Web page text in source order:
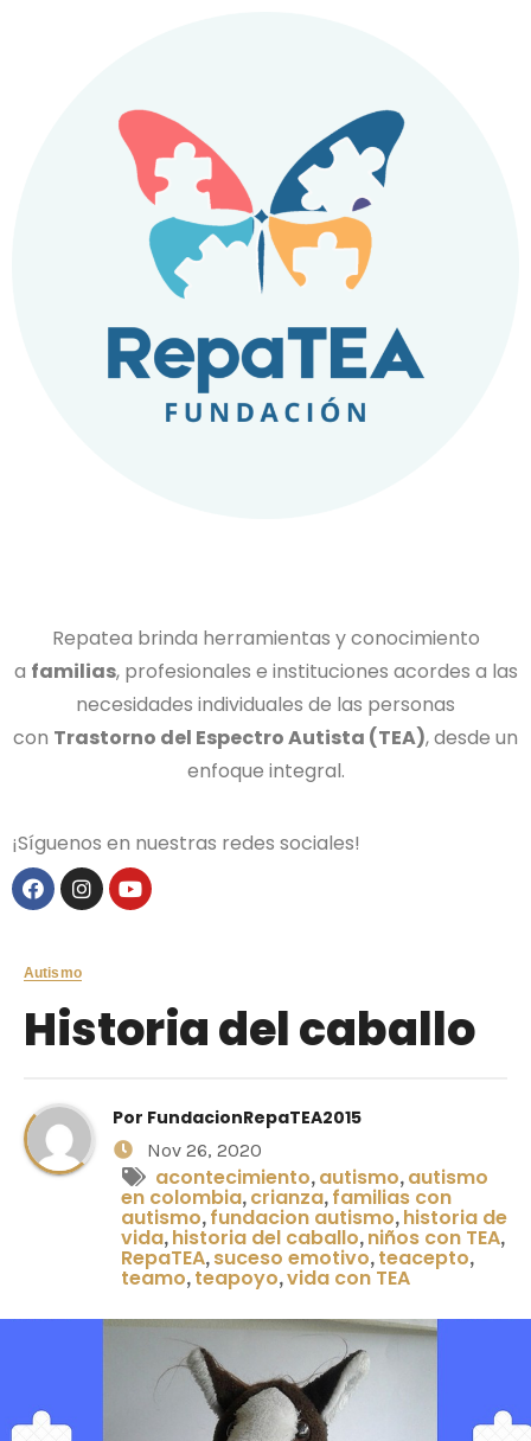
Repatea brinda herramientas y conocimiento
a familias, profesionales e instituciones acordes a las
necesidades individuales de las personas
con Trastorno del Espectro Autista (TEA), desde un
enfoque integral.
¡Síguenos en nuestras redes sociales!
Autismo
Historia del caballo
Por FundacionRepaTEA2015
Nov 26, 2020
acontecimiento,autismo,autismo
en colombia,crianza,familias con
autismo,fundacion autismo,historia de
vida,historia del caballo,niños con TEA,
RepaTEA,suceso emotivo,teacepto,
teamo,teapoyo,vida con TEA